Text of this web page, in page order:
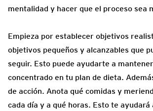
mentalidad y hacer que el proceso sea
Empieza por establecer objetivos
objetivos pequeños y alcanzables que
seguir. Esto puede ayudarte a
concentrado en tu plan de dieta.
de acción. Anota qué comidas y
cada día y a qué horas. Esto te